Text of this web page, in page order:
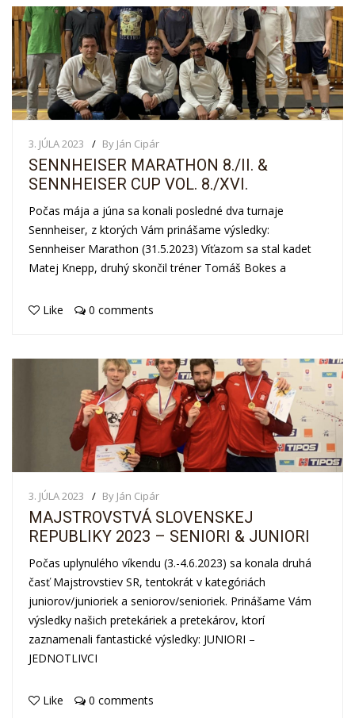
3. JÚLA 2023 By Ján Cipár
SENNHEISER MARATHON 8./II. &
SENNHEISER CUP VOL. 8./XVI.
Počas mája a júna sa konali posledné dva turnaje
Sennheiser, z ktorých Vám prinášame výsledky:
Sennheiser Marathon (31.5.2023) Víťazom sa stal kadet
Matej Knepp, druhý skončil tréner Tomáš Bokes a
Like 0 comments
3. JÚLA 2023 By Ján Cipár
MAJSTROVSTVÁ SLOVENSKEJ
REPUBLIKY 2023 – SENIORI & JUNIORI
Počas uplynulého víkendu (3.-4.6.2023) sa konala druhá
časť Majstrovstiev SR, tentokrát v kategóriách
juniorov/junioriek a seniorov/senioriek. Prinášame Vám
výsledky našich pretekáriek a pretekárov, ktorí
zaznamenali fantastické výsledky: JUNIORI –
JEDNOTLIVCI
Like 0 comments